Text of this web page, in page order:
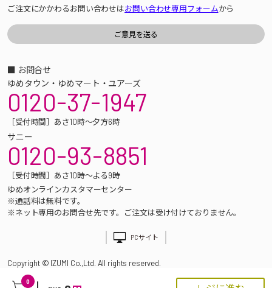
0
ご注文にかかわるお問い合わせはお問い合わせ専用フォームから
■ お問合せ
ゆめタウン・ゆめマート・ユアーズ
0120-37-1947
［受付時間］あさ10時～夕方6時
サニー
0120-93-8851
［受付時間］あさ10時～よる9時
ゆめオンラインカスタマーセンター
※通話料は無料です。
※ネット専用のお問合せ先です。ご注文は受け付けておりません。
PCサイト
Copyright © IZUMI Co.,Ltd. All rights reserved.